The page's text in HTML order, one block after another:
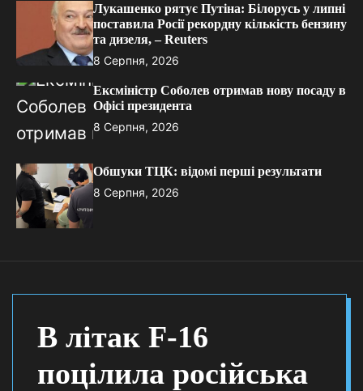
Лукашенко рятує Путіна: Білорусь у липні
поставила Росії рекордну кількість бензину
та дизеля, – Reuters
8 Серпня, 2026
Ексміністр Соболев отримав нову посаду в
Офісі президента
8 Серпня, 2026
Обшуки ТЦК: відомі перші результати
8 Серпня, 2026
В літак F-16
поцілила російська